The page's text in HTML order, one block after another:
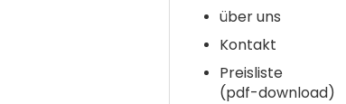
über uns
Kontakt
Preisliste
(pdf-download)